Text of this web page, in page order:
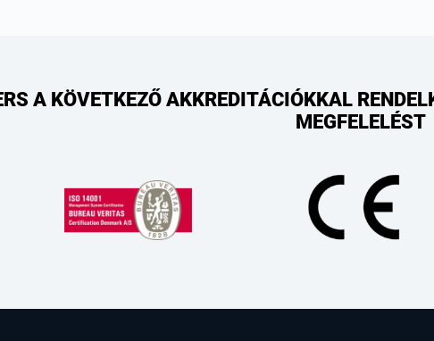
A KÖVETKEZŐ AKKREDITÁCIÓKKAL
MEGFELELÉST